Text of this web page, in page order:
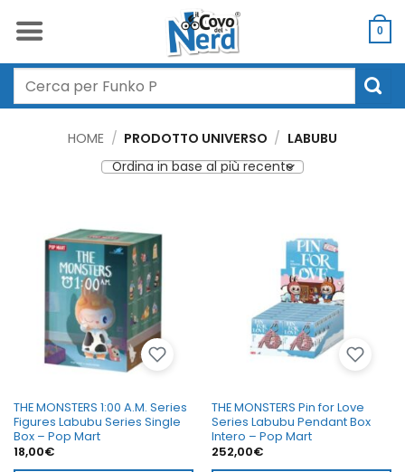
0
Cerca:
HOME / PRODOTTO UNIVERSO / LABUBU
THE MONSTERS 1:00 A.M. Series
Figures Labubu Series Single
Box – Pop Mart
18,00€
THE MONSTERS Pin for Love
Series Labubu Pendant Box
Intero – Pop Mart
252,00€